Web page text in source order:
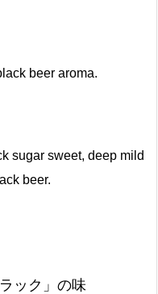
beer aroma.
sugar sweet, deep mild
beer.
ック」の味